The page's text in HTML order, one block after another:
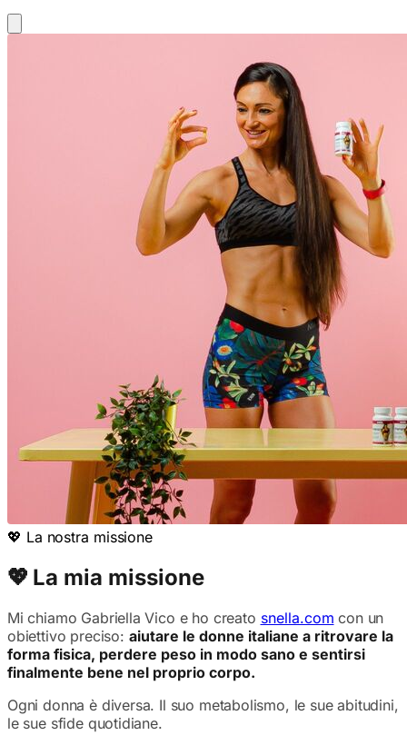
💖 La nostra missione
💖 La mia missione
Mi chiamo Gabriella Vico e ho creato snella.com con un
obiettivo preciso: aiutare le donne italiane a ritrovare la
forma fisica, perdere peso in modo sano e sentirsi
finalmente bene nel proprio corpo.
Ogni donna è diversa. Il suo metabolismo, le sue abitudini,
le sue sfide quotidiane.